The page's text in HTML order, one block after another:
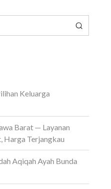
Keluarga
Barat — Layanan
Harga Terjangkau
Aqiqah Ayah Bunda